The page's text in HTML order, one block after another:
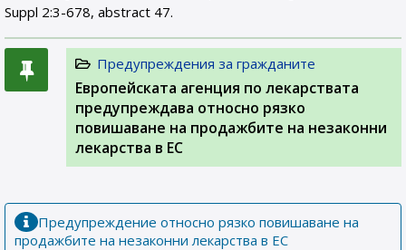
Suppl 2:3-678, abstract 47.
Предупреждения за гражданите
Европейската агенция по лекарствата
предупреждава относно рязко
повишаване на продажбите на незаконни
лекарства в ЕС
Предупреждение относно рязко повишаване на
продажбите на незаконни лекарства в ЕС